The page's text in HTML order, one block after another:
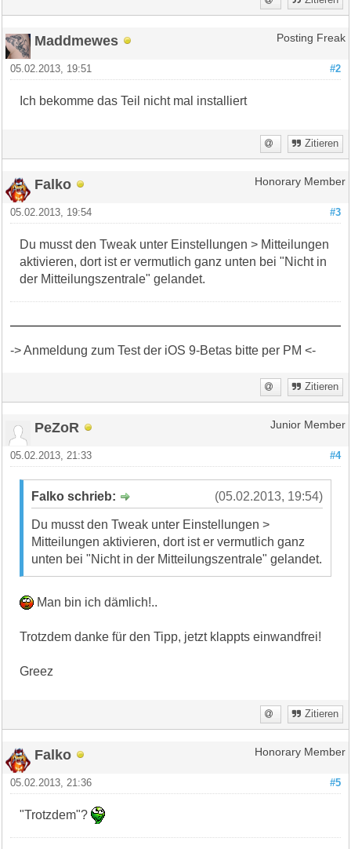
Maddmewes Posting Freak
#2
05.02.2013, 19:51
Ich bekomme das Teil nicht mal installiert
Zitieren
Falko Honorary Member
#3
05.02.2013, 19:54
Du musst den Tweak unter Einstellungen > Mitteilungen
aktivieren, dort ist er vermutlich ganz unten bei "Nicht in
der Mitteilungszentrale" gelandet.
-> Anmeldung zum Test der iOS 9-Betas bitte per PM <-
Zitieren
PeZoR Junior Member
#4
05.02.2013, 21:33
(05.02.2013, 19:54)
Falko schrieb:
Du musst den Tweak unter Einstellungen >
Mitteilungen aktivieren, dort ist er vermutlich ganz
unten bei "Nicht in der Mitteilungszentrale" gelandet.
Man bin ich dämlich!..
Trotzdem danke für den Tipp, jetzt klappts einwandfrei!
Greez
Zitieren
Falko Honorary Member
#5
05.02.2013, 21:36
"Trotzdem"?